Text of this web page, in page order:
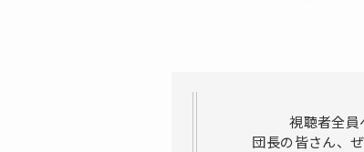
視聴者全員
団長の皆さん、